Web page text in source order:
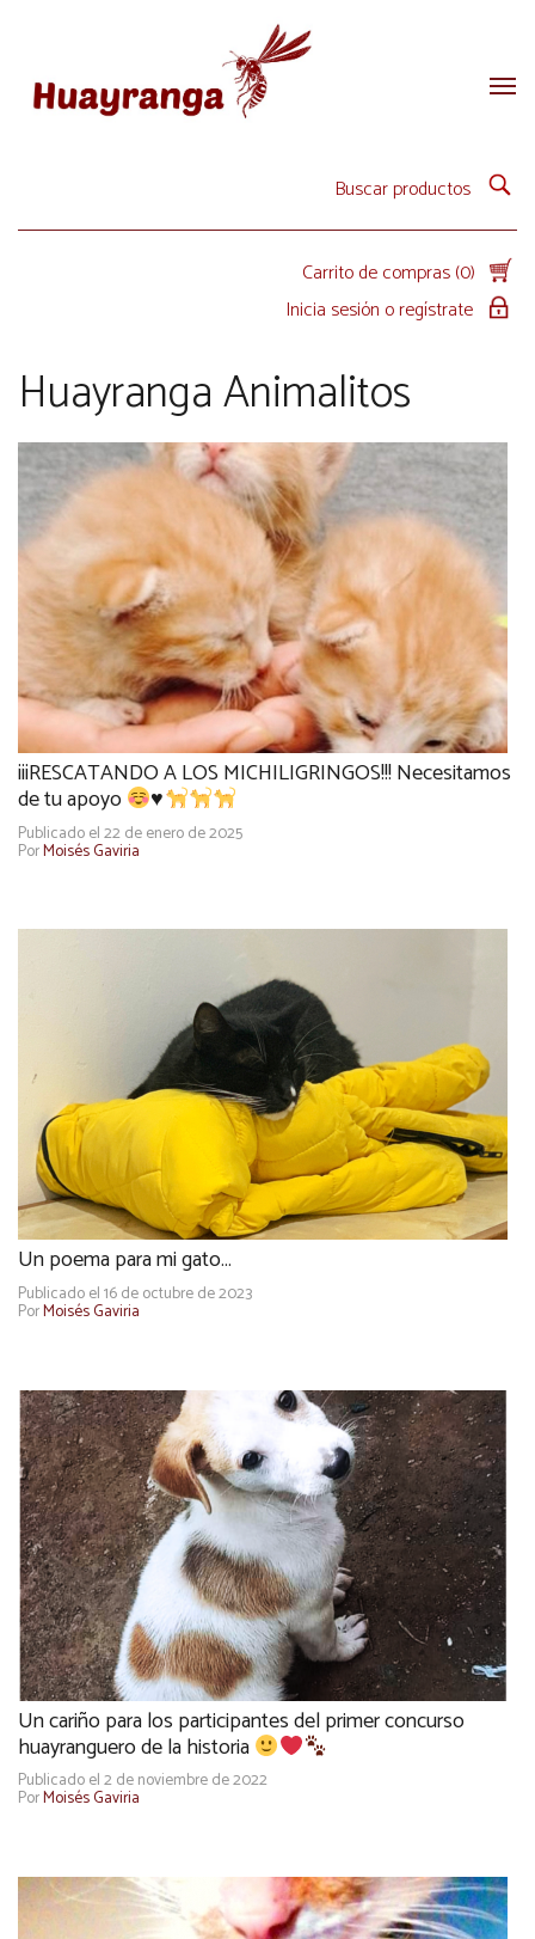
Carrito de compras (0)
Inicia sesión o regístrate
Huayranga Animalitos
¡¡¡RESCATANDO A LOS MICHILIGRINGOS!!! Necesitamos
de tu apoyo ♥️
Publicado el 22 de enero de 2025
PorMoisés Gaviria
Un poema para mi gato…
Publicado el 16 de octubre de 2023
PorMoisés Gaviria
Un cariño para los participantes del primer concurso
huayranguero de la historia
Publicado el 2 de noviembre de 2022
PorMoisés Gaviria